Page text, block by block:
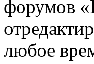
форумов
любое